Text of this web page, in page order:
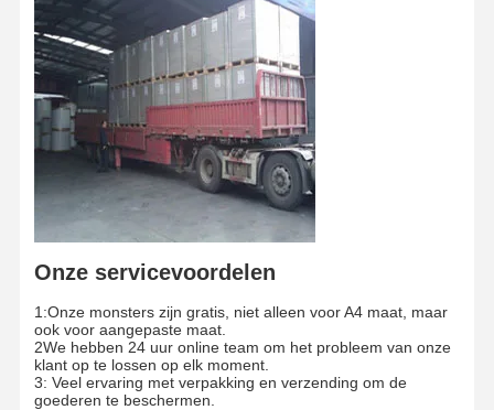
Taartbord
Onze servicevoordelen
1:Onze monsters zijn gratis, niet alleen voor A4 maat, maar
ook voor aangepaste maat.
2We hebben 24 uur online team om het probleem van onze
klant op te lossen op elk moment.
3: Veel ervaring met verpakking en verzending om de
goederen te beschermen.